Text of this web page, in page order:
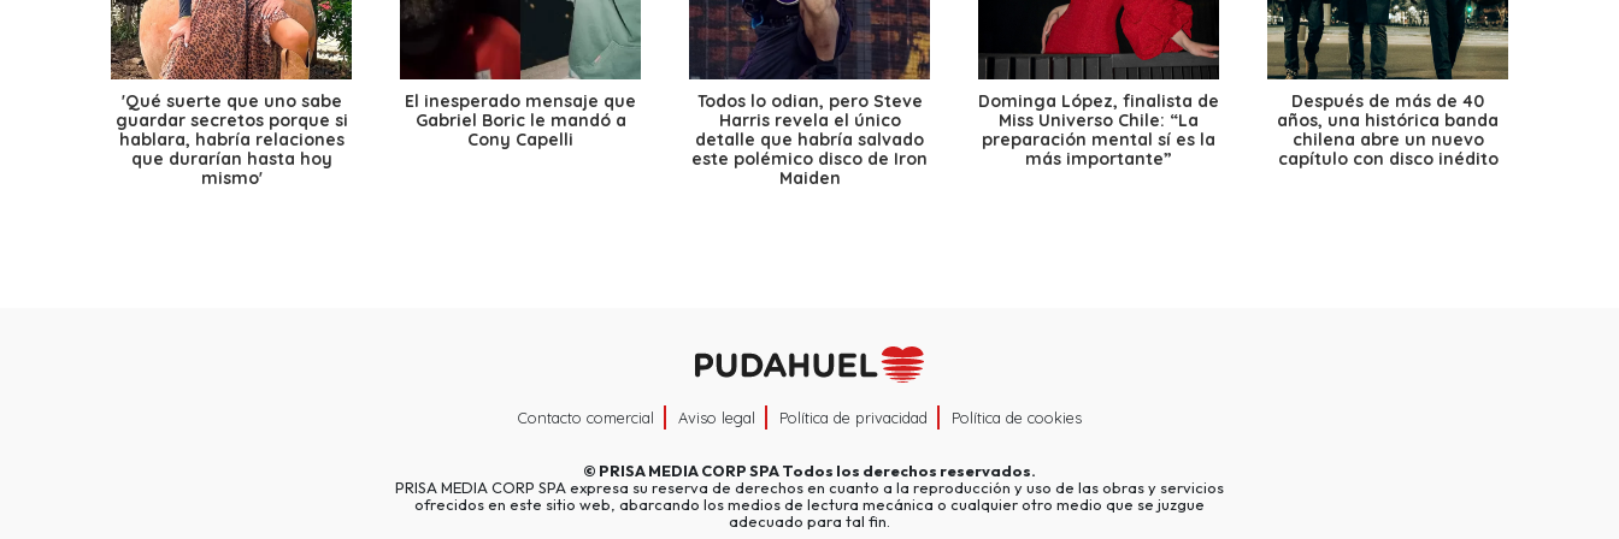
'Qué suerte que uno sabe
guardar secretos porque si
hablara, habría relaciones
que durarían hasta hoy
mismo'
El inesperado mensaje que
Gabriel Boric le mandó a
Cony Capelli
Todos lo odian, pero Steve
Harris revela el único
detalle que habría salvado
este polémico disco de Iron
Maiden
Dominga López, finalista de
Miss Universo Chile: “La
preparación mental sí es la
más importante”
Después de más de 40
años, una histórica banda
chilena abre un nuevo
capítulo con disco inédito
Contacto comercial Aviso legal Política de privacidad Política de cookies
© PRISA MEDIA CORP SPATodos los derechos reservados.
PRISA MEDIA CORP SPA expresa su reserva de derechos en cuanto a la reproducción y uso de las obras y servicios
ofrecidos en este sitio web, abarcando los medios de lectura mecánica o cualquier otro medio que se juzgue
adecuado para tal fin.